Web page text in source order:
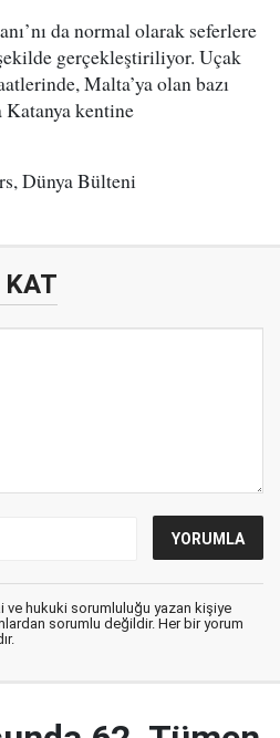
da normal olarak seferlere
gerçekleştiriliyor. Uçak
Malta’ya olan bazı
Katanya kentine
Dünya Bülteni
KAT
ve hukuki sorumluluğu yazan kişiye
sorumlu değildir. Her bir yorum